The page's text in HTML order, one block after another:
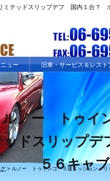
テッドスリップデフ 国内１台？
ュー 旧車・サービス＆レスト
ルノー トゥイ
ッドスリップ
５６キャ
> ルノー トゥインゴ ５速ミッション リ